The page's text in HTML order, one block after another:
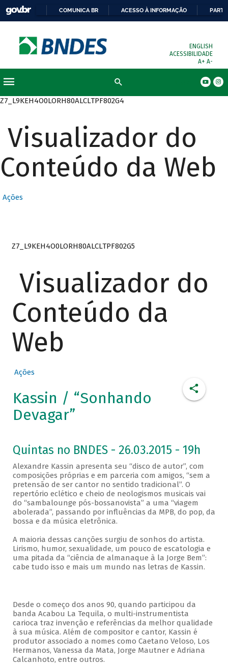
COMUNICA BR ACESSO À INFORMAÇÃO
ENGLISH
ACESSIBILIDADE
A+ A-
Z7_L9KEH4O0LORH80ALCLTPF802G4
Visualizador do
Conteúdo da Web
Ações
Z7_L9KEH4O0LORH80ALCLTPF802G5
Visualizador do
Conteúdo da
Web
Ações
Kassin / “Sonhando
Devagar”
Quintas no BNDES - 26.03.2015 - 19h
Alexandre Kassin apresenta seu “disco de autor”, com
composições próprias e em parceria com amigos, “sem a
pretensão de ser cantor no sentido tradicional”. O
repertório eclético e cheio de neologismos musicais vai
do “sambalounge pós-bossanovista” a uma “viagem
abolerada”, passando por influências da MPB, do pop, da
bossa e da música eletrônica.
A maioria dessas canções surgiu de sonhos do artista.
Lirismo, humor, sexualidade, um pouco de escatologia e
uma pitada da “ciência de almanaque à la Jorge Bem”:
cabe tudo isso e mais um mundo nas letras de Kassin.
Desde o começo dos anos 90, quando participou da
banda Acabou La Tequila, o multi-instrumentista
carioca traz invenção e referências da melhor qualidade
à sua música. Além de compositor e cantor, Kassin é
produtor associado a nomes como Caetano Veloso, Los
Hermanos, Vanessa da Mata, Jorge Mautner e Adriana
Calcanhoto, entre outros.